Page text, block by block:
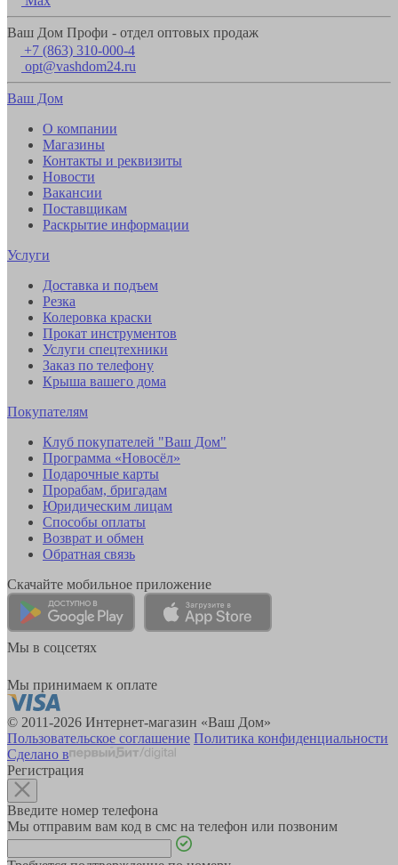
Ваш Дом Профи - отдел оптовых продаж
+7 (863) 310-000-4
opt@vashdom24.ru
Ваш Дом
О компании
Магазины
Контакты и реквизиты
Новости
Вакансии
Поставщикам
Раскрытие информации
Услуги
Доставка и подъем
Резка
Колеровка краски
Прокат инструментов
Услуги спецтехники
Заказ по телефону
Крыша вашего дома
Покупателям
Клуб покупателей "Ваш Дом"
Программа «Новосёл»
Подарочные карты
Прорабам, бригадам
Юридическим лицам
Способы оплаты
Возврат и обмен
Обратная связь
Скачайте мобильное приложение
Мы в соцсетях
Мы принимаем к оплате
© 2011-2026 Интернет-магазин «Ваш Дом»
Пользовательское соглашение Политика конфиденциальности
Сделано в
Регистрация
Введите номер телефона
Мы отправим вам код в смс на телефон или позвоним